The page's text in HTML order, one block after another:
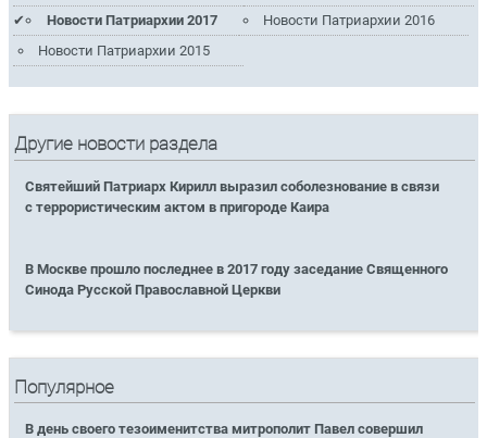
Новости Патриархии 2017
Новости Патриархии 2016
Новости Патриархии 2015
Другие новости раздела
Святейший Патриарх Кирилл выразил соболезнование в связи
с террористическим актом в пригороде Каира
В Москве прошло последнее в 2017 году заседание Священного
Синода Русской Православной Церкви
Популярное
В день своего тезоименитства митрополит Павел совершил